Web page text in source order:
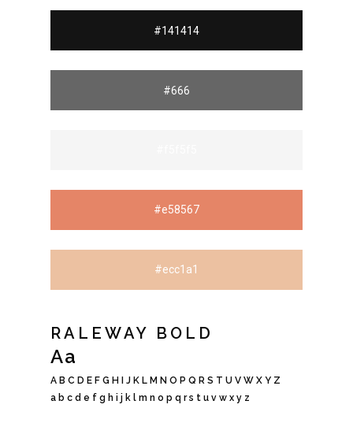
#141414
#666
#e58567
#ecc1a1
RALEWAY BOLD
Aa
A B C D E F G H I J K L M N O P Q R S T U V W X Y Z
a b c d e f g h i j k l m n o p q r s t u v w x y z